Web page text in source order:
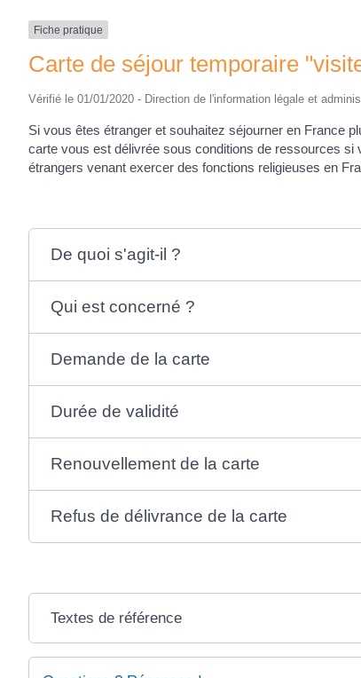
Fiche pratique
Carte de séjour temporaire
Vérifié le 01/01/2020 - Direction de l'information légale et
Si vous êtes étranger et souhaitez séjourner en France
carte vous est délivrée sous conditions de ressources
étrangers venant exercer des fonctions religieuses en
De quoi s'agit-il ?
Qui est concerné ?
Demande de la carte
Durée de validité
Renouvellement de la carte
Refus de délivrance de la carte
Textes de référence